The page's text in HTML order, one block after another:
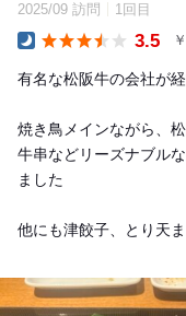
2025/09 訪問 1回目
3.5
有名な松阪牛の会社が
焼き鳥メインながら、
牛串などリーズナブル
ました
他にも津餃子、とり天